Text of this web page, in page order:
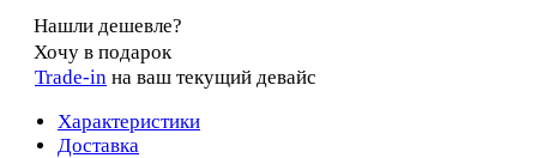
Нашли дешевле?
Хочу в подарок
Trade-in на ваш текущий девайс
Характеристики
Доставка